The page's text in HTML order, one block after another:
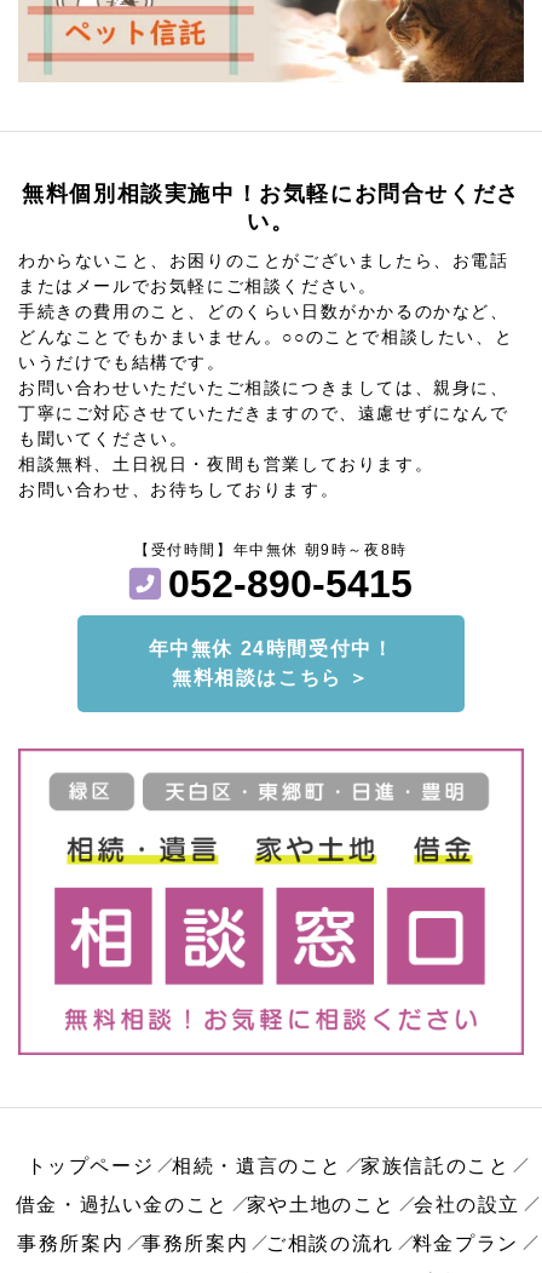
無料個別相談実施中！お気軽にお問合せくださ
い。
わからないこと、お困りのことがございましたら、お電話
またはメールでお気軽にご相談ください。
手続きの費用のこと、どのくらい日数がかかるのかなど、
どんなことでもかまいません。○○のことで相談したい、と
いうだけでも結構です。
お問い合わせいただいたご相談につきましては、親身に、
丁寧にご対応させていただきますので、遠慮せずになんで
も聞いてください。
相談無料、土日祝日・夜間も営業しております。
お問い合わせ、お待ちしております。
【受付時間】年中無休 朝9時～夜8時
052-890-5415
年中無休 24時間受付中！
無料相談はこちら ＞
トップページ 相続・遺言のこと
家族信託のこと
借金・過払い金のこと
家や土地のこと
会社の設立
事務所案内
事務所案内 ご相談の流れ
料金プラン